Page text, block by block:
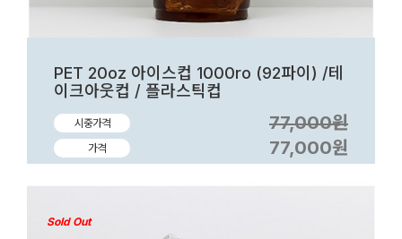
PET 20oz 아이스컵 1000ro (92파이) /테
이크아웃컵 / 플라스틱컵
시중가격 77,000원
가격 77,000원
Sold Out